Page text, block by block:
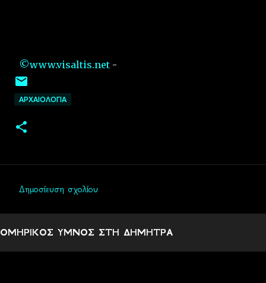
©www.visaltis.net -
ΑΡΧΑΙΟΛΟΓΙΑ
ό
λ
Δημοσίευση σχολίου
ΟΜΗΡΙΚΟΣ ΥΜΝΟΣ ΣΤΗ ΔΗΜΗΤΡΑ